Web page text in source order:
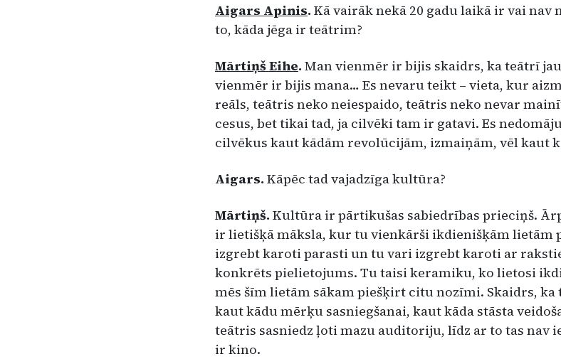
Aigars Apinis. Kā vairāk nekā 20 gadu laikā ir vai
to, kāda jē­ga ir teātrim?
Mārtiņš Eihe. Man vienmēr ir bijis skaidrs, ka teātrī
vienmēr ir bi­jis mana… Es nevaru teikt – vieta, kur
reāls, teātris neko neiespaido, teātris neko nevar
cesus, bet tikai tad, ja cilvēki tam ir gatavi. Es
cilvēkus kaut kādām revolūcijām, izmaiņām, vēl kaut
Aigars. Kāpēc tad vajadzīga kultūra?
Mārtiņš. Kultūra ir pārtikušas sabiedrības prieciņš.
ir lietiš­ķā māksla, kur tu vienkārši ikdienišķām lietām
izgrebt karoti pa­rasti un tu vari izgrebt karoti ar
konkrēts pielietojums. Tu taisi keramiku, ko lietosi
mēs šīm lietām sākam piešķirt citu no­zīmi. Skaidrs,
kaut kādu mērķu sasniegšanai, kaut kāda stāsta
teātris sa­sniedz ļoti mazu auditoriju, līdz ar to tas nav
ir kino.